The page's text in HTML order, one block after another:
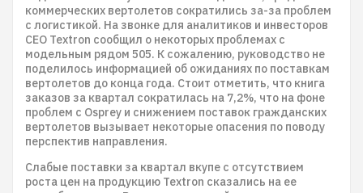
коммерческих вертолетов сократились за-за проблем
с логистикой. На звонке для аналитиков и инвесторов
CEO Textron сообщил о некоторых проблемах с
модельным рядом 505. К сожалению, руководство не
поделилось информацией об ожиданиях по поставкам
вертолетов до конца года. Стоит отметить, что книга
заказов за квартал сократилась на 7,2%, что на фоне
проблем с Osprey и снижением поставок гражданских
вертолетов вызывает некоторые опасения по поводу
перспектив направления.
Слабые поставки за квартал вкупе с отсутствием
роста цен на продукцию Textron сказались на ее